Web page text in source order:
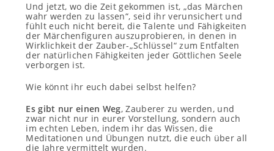
Und jetzt, wo die Zeit gekommen ist, „das Märchen
wahr werden zu lassen“, seid ihr verunsichert und
fühlt euch nicht bereit, die Talente und Fähigkeiten
der Märchenfiguren auszuprobieren, in denen in
Wirklichkeit der Zauber-„Schlüssel“ zum Entfalten
der natürlichen Fähigkeiten jeder Göttlichen Seele
verborgen ist.
Wie könnt ihr euch dabei selbst helfen?
Es gibt nur einen Weg, Zauberer zu werden, und
zwar nicht nur in eurer Vorstellung, sondern auch
im echten Leben, indem ihr das Wissen, die
Meditationen und Übungen nutzt, die euch über all
die Jahre vermittelt wurden.